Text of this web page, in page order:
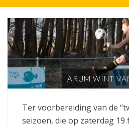
ARUM WINT
Ter voorbereiding van de
seizoen, die op zaterdag